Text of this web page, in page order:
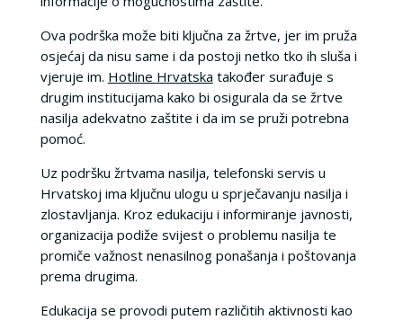
Ova podrška može biti ključna za žrtve, jer im pruža
osjećaj da nisu same i da postoji netko tko ih sluša i
vjeruje im. Hotline Hrvatska također surađuje s
drugim institucijama kako bi osigurala da se žrtve
nasilja adekvatno zaštite i da im se pruži potrebna
pomoć.
Uz podršku žrtvama nasilja, telefonski servis u
Hrvatskoj ima ključnu ulogu u sprječavanju nasilja i
zlostavljanja. Kroz edukaciju i informiranje javnosti,
organizacija podiže svijest o problemu nasilja te
promiče važnost nenasilnog ponašanja i poštovanja
prema drugima.
Edukacija se provodi putem različitih aktivnosti kao